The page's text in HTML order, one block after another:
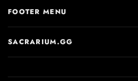
FOOTER MENU
SACRARIUM.GG